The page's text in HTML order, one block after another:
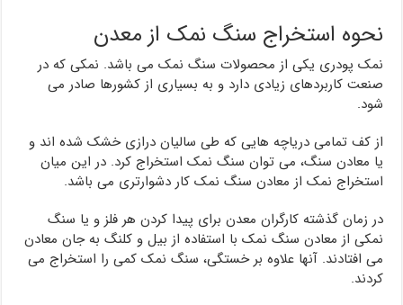
نحوه استخراج سنگ نمک از معدن
نمک پودری یکی از محصولات سنگ نمک می باشد. نمکی که در
صنعت کاربردهای زیادی دارد و به بسیاری از کشورها صادر می
شود.
از کف تمامی دریاچه هایی که طی سالیان درازی خشک شده اند و
یا معادن سنگ، می توان سنگ نمک استخراج کرد. در این میان
استخراج نمک از معادن سنگ نمک کار دشوارتری می باشد.
در زمان گذشته کارگران معدن برای پیدا کردن هر فلز و یا سنگ
نمکی از معادن سنگ نمک با استفاده از بیل و کلنگ به جان معادن
می افتادند. آنها علاوه بر خستگی، سنگ نمک کمی را استخراج می
کردند.